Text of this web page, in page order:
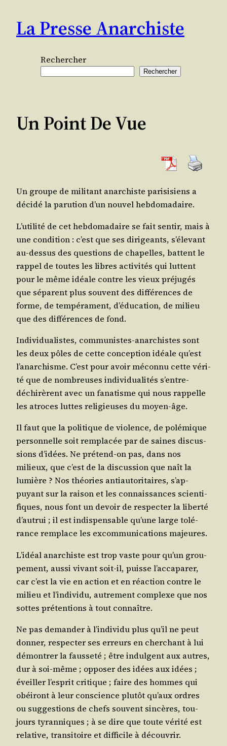
contenu
La Presse Anarchiste
Rechercher
Rechercher
Un Point De Vue
Un groupe de mili­tant anar­chiste pari­si­siens a
déci­dé la paru­tion d’un nou­vel hebdomadaire.
L’u­ti­li­té de cet heb­do­ma­daire se fait sen­tir, mais à
une condi­tion : c’est que ses diri­geants, s’é­le­vant
au-des­sus des ques­tions de cha­pelles, battent le
rap­pel de toutes les libres acti­vi­tés qui luttent
pour le même idéale contre les vieux pré­ju­gés
que séparent plus sou­vent des dif­fé­rences de
forme, de tem­pé­ra­ment, d’é­du­ca­tion, de milieu
que des dif­fé­rences de fond.
Indi­vi­dua­listes, com­mu­nistes-anar­chistes sont
les deux pôles de cette concep­tion idéale qu’est
l’a­nar­chisme. C’est pour avoir mécon­nu cette véri­
té que de nom­breuses indi­vi­dua­li­tés s’entre-
déchi­rèrent avec un fana­tisme qui nous rap­pelle
les atroces luttes reli­gieuses du moyen-âge.
Il faut que la poli­tique de vio­lence, de polé­mique
per­son­nelle soit rem­pla­cée par de saines dis­cus­
sions d’i­dées. Ne pré­tend-on pas, dans nos
milieux, que c’est de la dis­cus­sion que naît la
lumière ? Nos théo­ries anti­au­to­ri­taires, s’ap­
puyant sur la rai­son et les connais­sances scien­ti­
fiques, nous font un devoir de res­pec­ter la liber­té
d’au­trui ; il est indis­pen­sable qu’une large tolé­
rance rem­place les excom­mu­ni­ca­tions majeures.
L’i­déal anar­chiste est trop vaste pour qu’un grou­
pe­ment, aus­si vivant soit-il, puisse l’ac­ca­pa­rer,
car c’est la vie en action et en réac­tion contre le
milieu et l’in­di­vi­du, autre­ment com­plexe que nos
sottes pré­ten­tions à tout connaître.
Ne pas deman­der à l’in­di­vi­du plus qu’il ne peut
don­ner, res­pec­ter ses erreurs en cher­chant à lui
démon­trer la faus­se­té ; être indul­gent aux autres,
dur à soi-même ; oppo­ser des idées aux idées ;
éveiller l’es­prit cri­tique ; faire des hommes qui
obéi­ront à leur conscience plu­tôt qu’aux ordres
ou sug­ges­tions de chefs sou­vent sin­cères, tou­
jours tyran­niques ; à se dire que toute véri­té est
rela­tive, tran­si­toire et dif­fi­cile à découvrir.